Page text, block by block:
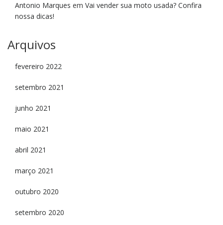
Antonio Marques em Vai vender sua moto usada? Confira
nossa dicas!
Arquivos
fevereiro 2022
setembro 2021
junho 2021
maio 2021
abril 2021
março 2021
outubro 2020
setembro 2020